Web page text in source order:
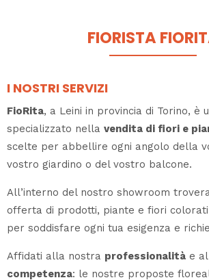
FIORISTA
I NOSTRI SERVIZI
FioRita, a Leini in provincia di Torino, è
specializzato nella vendita di fiori e
scelte per abbellire ogni angolo della
vostro giardino o del vostro balcone.
All’interno del nostro showroom
offerta di prodotti, piante e fiori
per soddisfare ogni tua esigenza e
Affidati alla nostra professionalità e
competenza: le nostre proposte